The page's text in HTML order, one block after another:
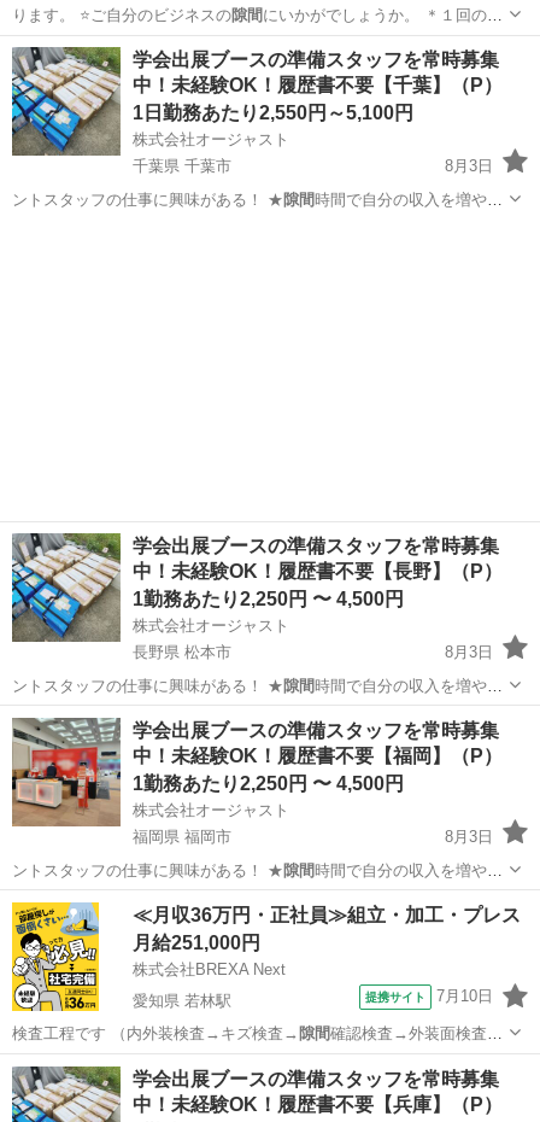
ります。 ⭐️ご自分のビジネスの隙間 にいかがでしょうか。 ＊１回の
ゴ…
岐阜 多治見市 多治見駅 その他 スタッフ
学会出展ブースの準備スタッフを常時募集
中！未経験OK！履歴書不要【千葉】（P）
1日勤務あたり2,550円～5,100円
株式会社オージャスト
千葉県 千葉市
8月3日
ントスタッフの仕事に興味がある！ ★ 隙間 時間で自分の収入を増やし
学会出展ブースの準備スタッフを常時募集
中！未経験OK！履歴書不要【長野】（P）
1勤務あたり2,250円 〜 4,500円
株式会社オージャスト
長野県 松本市
8月3日
ントスタッフの仕事に興味がある！ ★ 隙間 時間で自分の収入を増やし
たい！ ★社…
長野 松本市 イベントスタッフ スタッフ
学会出展ブースの準備スタッフを常時募集
中！未経験OK！履歴書不要【福岡】（P）
1勤務あたり2,250円 〜 4,500円
株式会社オージャスト
福岡県 福岡市
8月3日
ントスタッフの仕事に興味がある！ ★隙間時間で自分の収入を増やし
たい！ ★社…
福岡 福岡市 イベントスタッフ スタッフ
≪月収36万円・正社員≫組立・加工・プレス
月給251,000円
株式会社BREXA Next
愛知県 若林駅
提携サイト 7月10日
検査工程です （内外装検査→キズ検査→ 隙間確認検査→外装面検査）
【その他】 …
愛知 豊田市 若林駅 その他
学会出展ブースの準備スタッフを常時募集
中！未経験OK！履歴書不要【兵庫】（P）